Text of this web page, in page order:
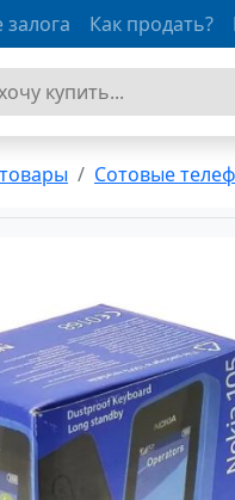
Как продать?
Сотовые